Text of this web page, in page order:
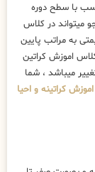
با سطح دوره
میتواند در کلاس
به مراتب پایین
اموزش کراتین
میباشد ، شما
کراتینه و احیا